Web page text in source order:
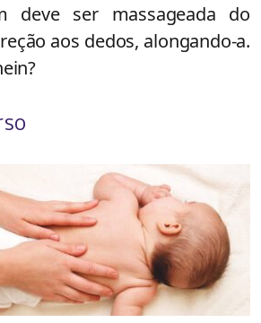
deve ser massageada do
aos dedos, alongando-a.